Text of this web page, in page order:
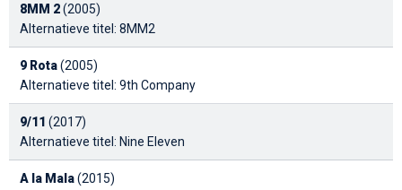
8MM 2(2005)
Alternatieve titel: 8MM2
9 Rota(2005)
Alternatieve titel: 9th Company
9/11 (2017)
Alternatieve titel: Nine Eleven
A la Mala(2015)